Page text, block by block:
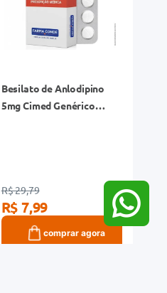
Besilato de Anlodipino
5mg Cimed Genérico
R$ 29,79
R$ 7,99
comprar agora